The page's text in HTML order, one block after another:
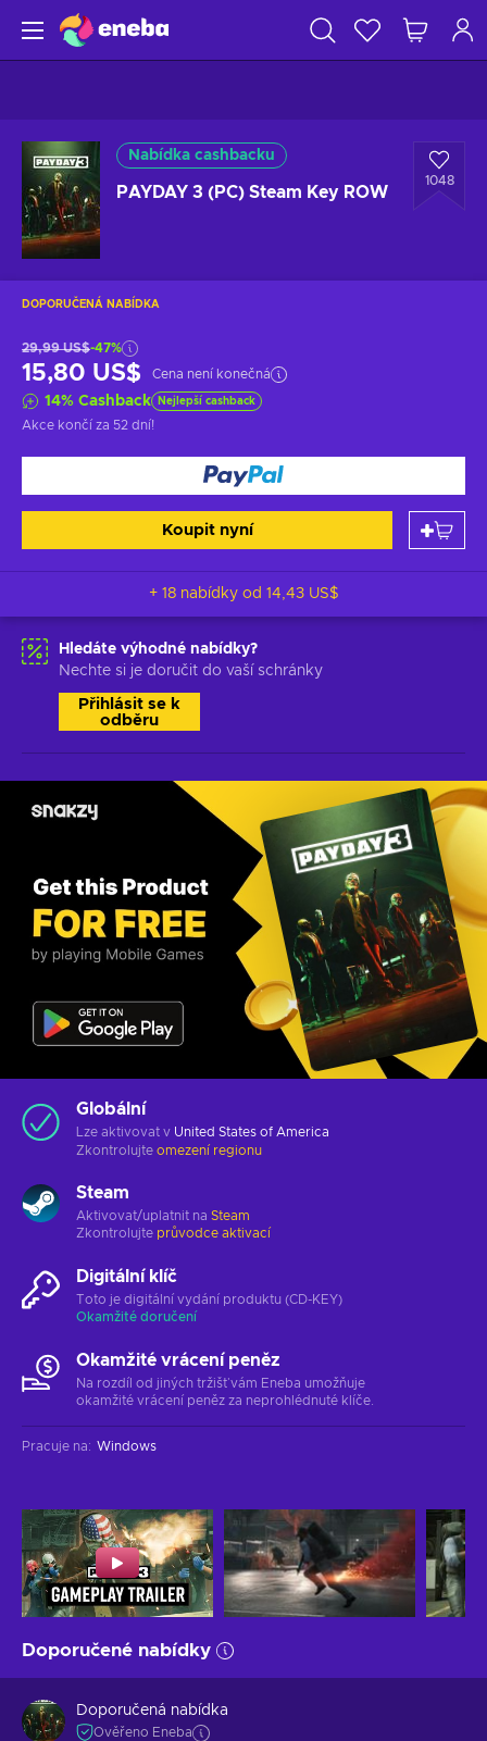
Nabídka cashbacku
PAYDAY 3 (PC) Steam Key ROW
1048
DOPORUČENÁ NABÍDKA
29,99 US$-47%
15,80 US$ Cena není konečná
14% Cashback Nejlepší cashback
Akce končí za 52 dní!
Koupit nyní
+ 18 nabídky od 14,43 US$
Hledáte výhodné nabídky?
Nechte si je doručit do vaší schránky
Přihlásit se k
odběru
Globální
Lze aktivovat v United States of America
Zkontrolujte omezení regionu
Steam
Aktivovat/uplatnit na Steam
Zkontrolujte průvodce aktivací
Digitální klíč
Toto je digitální vydání produktu (CD-KEY)
Okamžité doručení
Okamžité vrácení peněz
Na rozdíl od jiných tržišť vám Eneba umožňuje
okamžité vrácení peněz za neprohlédnuté klíče.
Pracuje na: Windows
Doporučené nabídky
Doporučená nabídka
Ověřeno Eneba